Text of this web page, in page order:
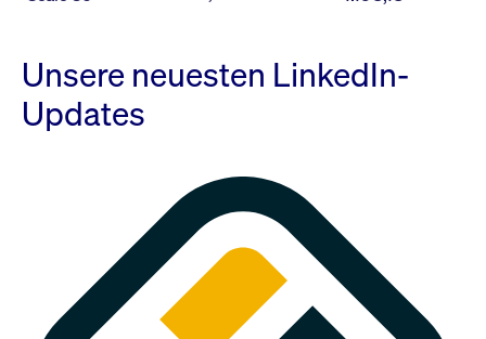
Unsere neuesten LinkedIn-
Updates